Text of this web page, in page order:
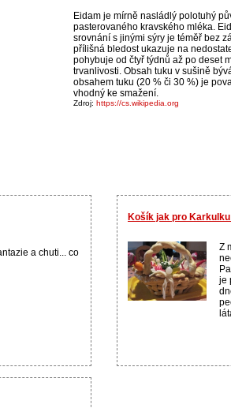
Eidam je mírně nasládlý polotuhý
pasterovaného kravského mléka.
srovnání s jinými sýry je téměř bez
přílišná bledost ukazuje na
pohybuje od čtyř týdnů až po deset
trvanlivosti. Obsah tuku v sušině
obsahem tuku (20 % či 30 %) je
vhodný ke smažení.
Zdroj: https://cs.wikipedia.org
a chuti... co
Košík jak pro
Z
je